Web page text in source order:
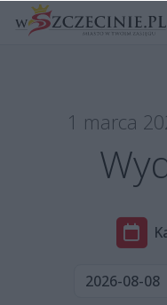
1 marca